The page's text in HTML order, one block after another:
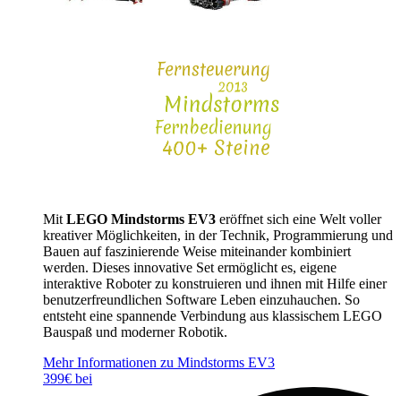
Mit LEGO Mindstorms EV3 eröffnet sich eine Welt voller
kreativer Möglichkeiten, in der Technik, Programmierung und
Bauen auf faszinierende Weise miteinander kombiniert
werden. Dieses innovative Set ermöglicht es, eigene
interaktive Roboter zu konstruieren und ihnen mit Hilfe einer
benutzerfreundlichen Software Leben einzuhauchen. So
entsteht eine spannende Verbindung aus klassischem LEGO
Bauspaß und moderner Robotik.
Mehr Informationen zu Mindstorms EV3
399€ bei